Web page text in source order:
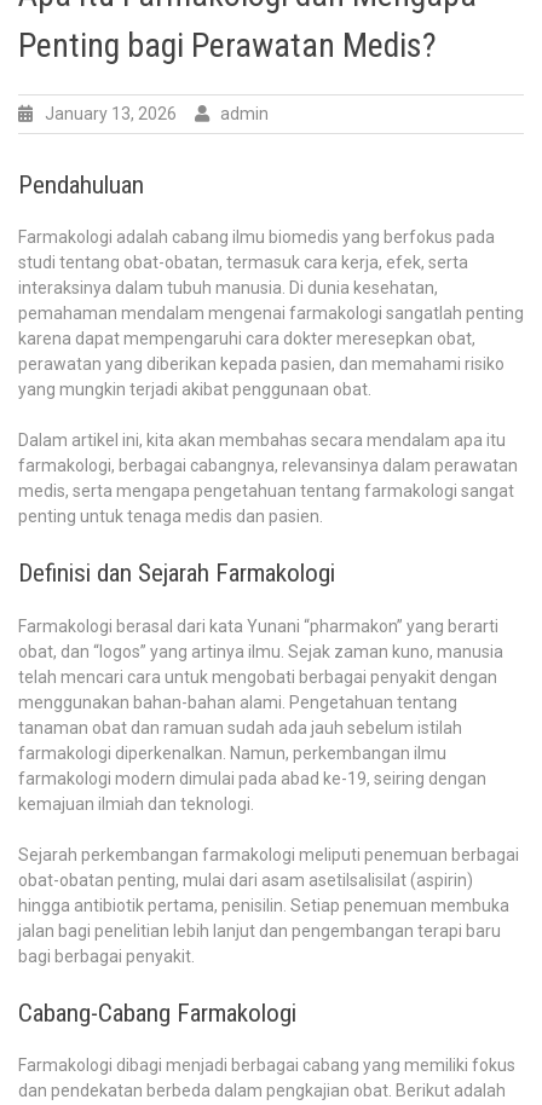
Penting bagi Perawatan Medis?
January 13, 2026 admin
Pendahuluan
Farmakologi adalah cabang ilmu biomedis yang berfokus pada
studi tentang obat-obatan, termasuk cara kerja, efek, serta
interaksinya dalam tubuh manusia. Di dunia kesehatan,
pemahaman mendalam mengenai farmakologi sangatlah penting
karena dapat mempengaruhi cara dokter meresepkan obat,
perawatan yang diberikan kepada pasien, dan memahami risiko
yang mungkin terjadi akibat penggunaan obat.
Dalam artikel ini, kita akan membahas secara mendalam apa itu
farmakologi, berbagai cabangnya, relevansinya dalam perawatan
medis, serta mengapa pengetahuan tentang farmakologi sangat
penting untuk tenaga medis dan pasien.
Definisi dan Sejarah Farmakologi
Farmakologi berasal dari kata Yunani “pharmakon” yang berarti
obat, dan “logos” yang artinya ilmu. Sejak zaman kuno, manusia
telah mencari cara untuk mengobati berbagai penyakit dengan
menggunakan bahan-bahan alami. Pengetahuan tentang
tanaman obat dan ramuan sudah ada jauh sebelum istilah
farmakologi diperkenalkan. Namun, perkembangan ilmu
farmakologi modern dimulai pada abad ke-19, seiring dengan
kemajuan ilmiah dan teknologi.
Sejarah perkembangan farmakologi meliputi penemuan berbagai
obat-obatan penting, mulai dari asam asetilsalisilat (aspirin)
hingga antibiotik pertama, penisilin. Setiap penemuan membuka
jalan bagi penelitian lebih lanjut dan pengembangan terapi baru
bagi berbagai penyakit.
Cabang-Cabang Farmakologi
Farmakologi dibagi menjadi berbagai cabang yang memiliki fokus
dan pendekatan berbeda dalam pengkajian obat. Berikut adalah